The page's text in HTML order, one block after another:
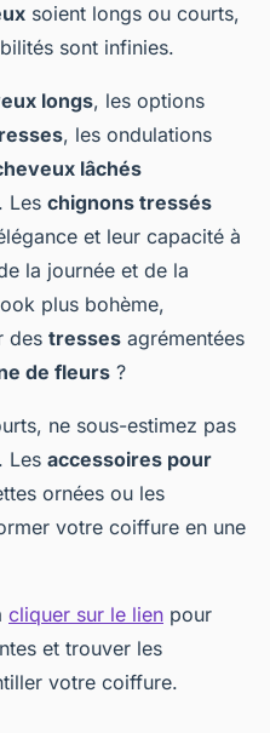
soient longs ou courts,
sont infinies.
longs, les options
, les ondulations
lâchés
. Les chignons tressés
et leur capacité à
la journée et de la
plus bohème,
des tresses agrémentées
de fleurs ?
ne sous-estimez pas
Les accessoires pour
ornées ou les
votre coiffure en une
cliquer sur le lien pour
et trouver les
votre coiffure.